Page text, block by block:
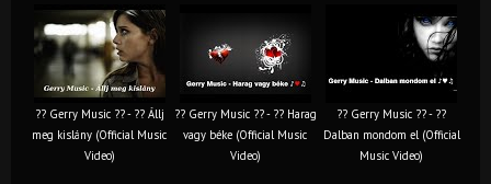
?? Gerry Music ?? - ?? Állj
meg kislány (Official Music
Video)
?? Gerry Music ?? - ?? Harag
vagy béke (Official Music
Video)
?? Gerry Music ?? - ??
Dalban mondom el (Official
Music Video)